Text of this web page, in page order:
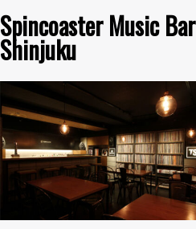
Spincoaster Music Bar
Shinjuku